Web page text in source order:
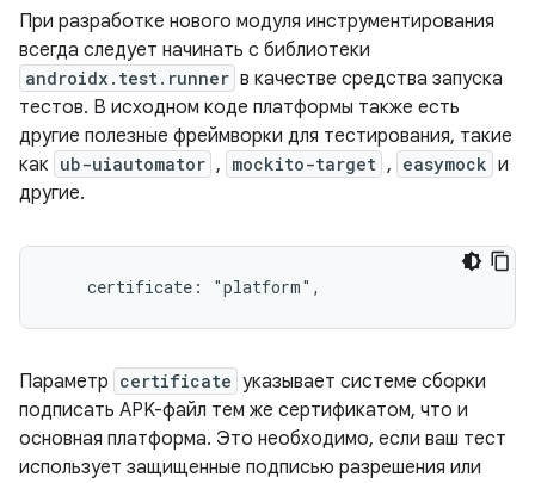
При разработке нового модуля инструментирования
всегда следует начинать с библиотеки
androidx.test.runner в качестве средства запуска
тестов. В исходном коде платформы также есть
другие полезные фреймворки для тестирования, такие
как ub-uiautomator , mockito-target , easymock и
другие.
Параметр certificate указывает системе сборки
подписать APK-файл тем же сертификатом, что и
основная платформа. Это необходимо, если ваш тест
использует защищенные подписью разрешения или